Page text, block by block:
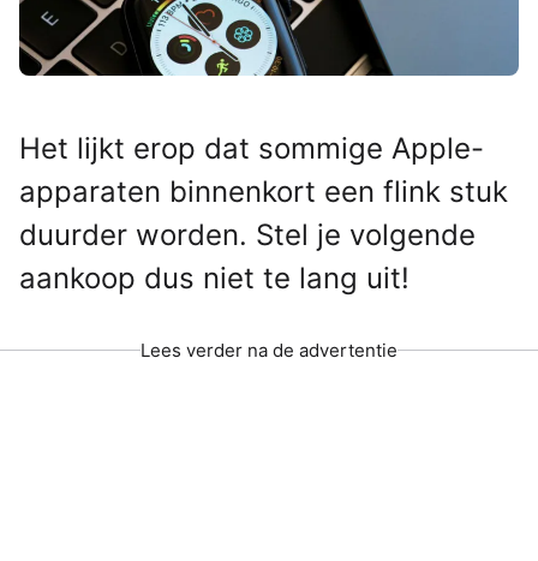
Het lijkt erop dat sommige Apple-
apparaten binnenkort een flink stuk
duurder worden. Stel je volgende
aankoop dus niet te lang uit!
Lees verder na de advertentie